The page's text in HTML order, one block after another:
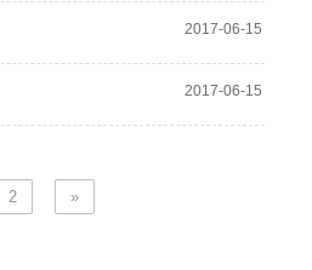
2017-06-15
2017-06-15
2 »